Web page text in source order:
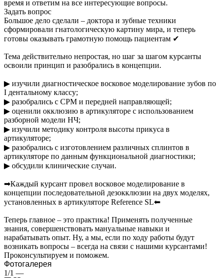
время и ответим на все интересующие вопросы.
Задать вопрос
Большое дело сделали – доктора и зубные техники
сформировали гнатологическую картину мира, и теперь
готовы оказывать грамотную помощь пациентам ✔
Тема действительно непростая, но шаг за шагом курсанты
освоили принцип и разобрались в концепции.
▶ изучили диагностическое восковое моделирование зубов по
I дентальному классу;
▶ разобрались с CPM и передней направляющей;
▶ оценили окклюзию в артикуляторе с использованием
разборной модели НЧ;
▶ изучили методику контроля высоты прикуса в
артикуляторе;
▶ разобрались с изготовлением различных сплинтов в
артикуляторе по данным функциональной диагностики;
▶ обсудили клинические случаи.
➡Каждый курсант провел восковое моделирование в
концепции последовательной дезокклюзии на двух моделях,
установленных в артикуляторе Reference SL⬅
Теперь главное – это практика! Применять полученные
знания, совершенствовать мануальные навыки и
нарабатывать опыт. Ну, а мы, если по ходу работы будут
возникать вопросы – всегда на связи с нашими курсантами!
Проконсультируем и поможем.
Фотогалерея
1/1 —